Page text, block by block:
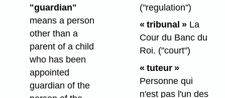
"guardian"
means a person
other than a
parent of a child
who has been
appointed
guardian of the
("regulation")
« tribunal »La
Cour du Banc du
Roi. ("court")
« tuteur »
Personne qui
n'est pas l'un des